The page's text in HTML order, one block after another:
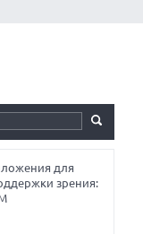
для
зрения: